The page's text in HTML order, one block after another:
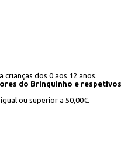
dos 0 aos 12 anos.
do Brinquinho e respetivos
ou superior a 50,00€.